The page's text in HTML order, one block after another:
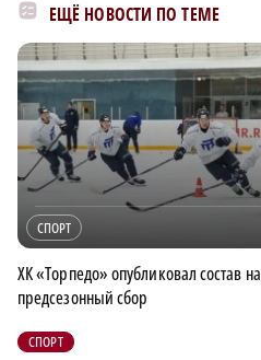
ЕЩЁ НОВОСТИ ПО ТЕМЕ
СПОРТ
ХК «Торпедо» опубликовал состав на
предсезонный сбор
СПОРТ